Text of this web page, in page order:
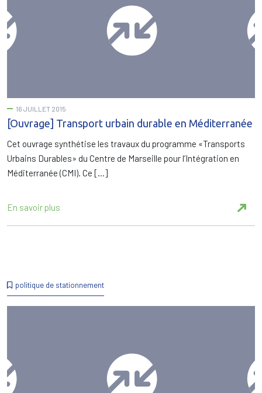
16 JUILLET 2015
[Ouvrage] Transport urbain durable en Méditerranée
Cet ouvrage synthétise les travaux du programme «Transports
Urbains Durables» du Centre de Marseille pour l’Intégration en
Méditerranée (CMI). Ce […]
En savoir plus
politique de stationnement